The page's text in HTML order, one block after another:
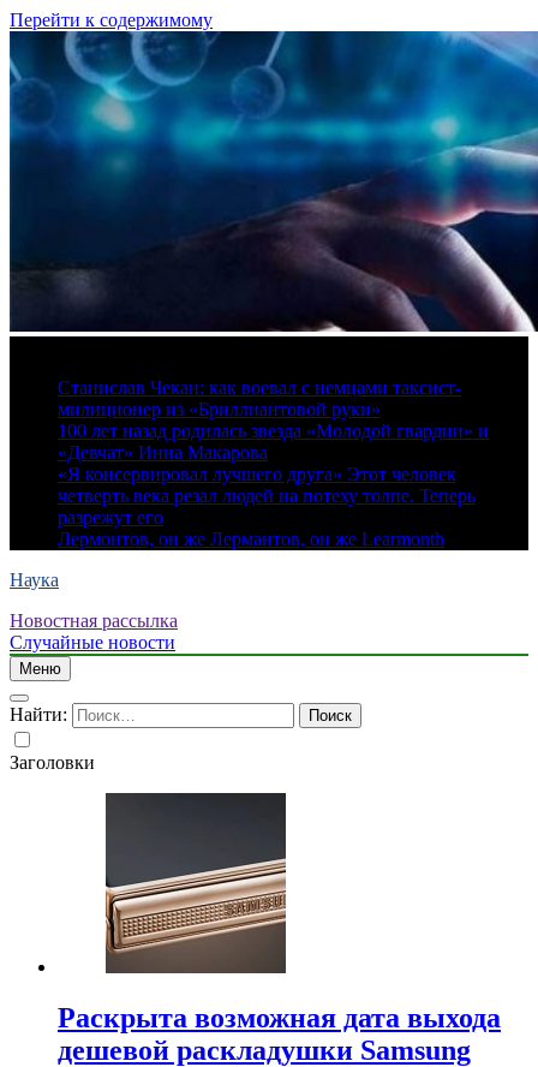
Перейти к содержимому
Станислав Чекан: как воевал с немцами таксист-
милиционер из «Бриллиантовой руки»
100 лет назад родилась звезда «Молодой гвардии» и
«Девчат» Инна Макарова
«Я консервировал лучшего друга» Этот человек
четверть века резал людей на потеху толпе. Теперь
разрежут его
Лермонтов, он же Лермантов, он же Learmonth
Наука
Новостная рассылка
Случайные новости
Меню
Найти:
Заголовки
Раскрыта возможная дата выхода
дешевой раскладушки Samsung